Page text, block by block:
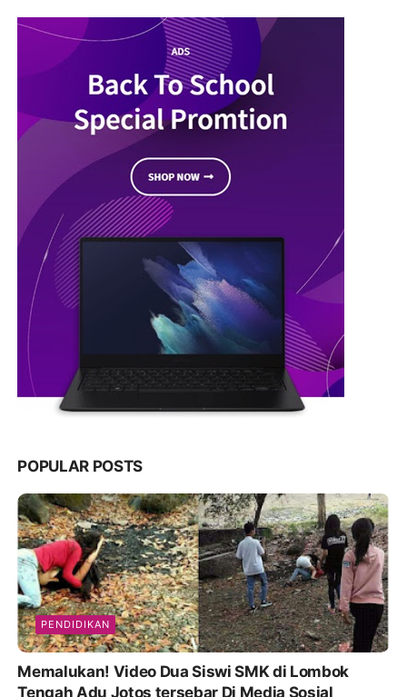
POPULAR POSTS
PENDIDIKAN
Memalukan! Video Dua Siswi SMK di Lombok
Tengah Adu Jotos tersebar Di Media Sosial